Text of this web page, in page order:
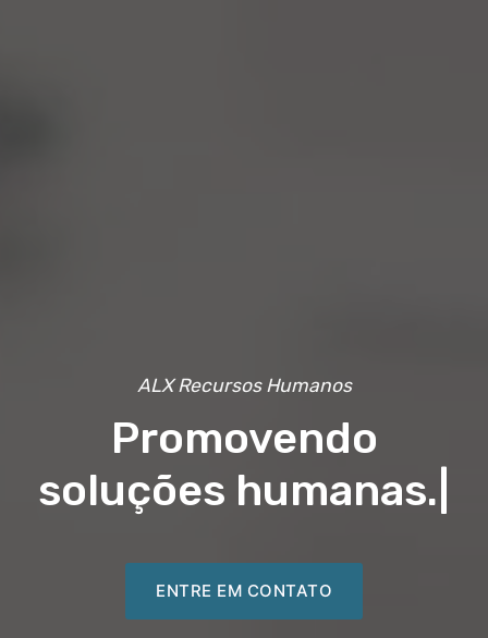
ALX Recursos Humanos
Promovendo
soluções humanas.
ENTRE EM CONTATO